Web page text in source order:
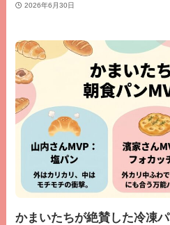
2026年6月30日
かまいたちが絶賛した冷凍